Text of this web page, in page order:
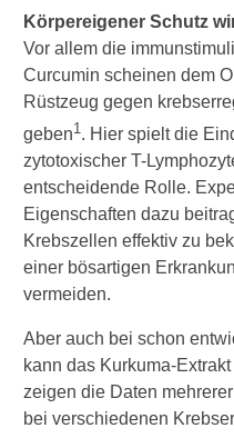
Körpereigener Schutz
Vor allem die
Curcumin scheinen dem
Rüstzeug gegen
geben1. Hier spielt die
zytotoxischer T-
entscheidende Rolle.
Eigenschaften dazu
Krebszellen effektiv zu
einer bösartigen
vermeiden.
Aber auch bei schon
kann das Kurkuma-
zeigen die Daten
bei verschiedenen